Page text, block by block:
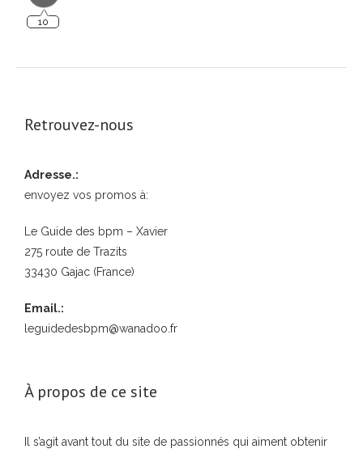
Retrouvez-nous
Adresse.:
envoyez vos promos à:
Le Guide des bpm – Xavier
275 route de Trazits
33430 Gajac (France)
Email.:
leguidedesbpm@wanadoo.fr
À propos de ce site
Il s’agit avant tout du site de passionnés qui aiment obtenir